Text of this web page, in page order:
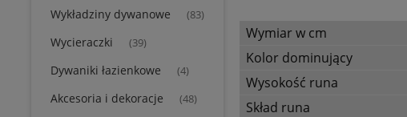
Wykładziny dywanowe (83)
Wycieraczki (39)
Dywaniki łazienkowe (4)
Akcesoria i dekoracje (48)
Wymiar w cm
Kolor dominujący
Wysokość runa
Skład runa